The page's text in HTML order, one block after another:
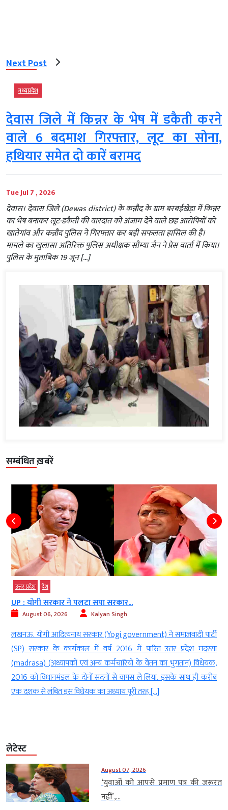
Next Post
मध्‍यप्रदेश
देवास जिले में किन्नर के भेष में डकैती करने
वाले 6 बदमाश गिरफ्तार, लूट का सोना,
हथियार समेत दो कारें बरामद
Tue Jul 7 , 2026
देवास। देवास जिले (Dewas district) के कन्नौद के ग्राम बरबईखेड़ा में किन्नर
का भेष बनाकर लूट-डकैती की वारदात को अंजाम देने वाले छह आरोपियों को
खातेगांव और कन्नौद पुलिस ने गिरफ्तार कर बड़ी सफलता हासिल की है।
मामले का खुलासा अतिरिक्त पुलिस अधीक्षक सौम्या जैन ने प्रेस वार्ता में किया।
पुलिस के मुताबिक 19 जून […]
सम्बंधित ख़बरें
उत्तर प्रदेश देश
UP : योगी सरकार ने पलटा सपा सरकार...
August 06, 2026 Kalyan Singh
लखनऊ. योगी आदित्यनाथ सरकार (Yogi government) ने समाजवादी पार्टी
(SP) सरकार के कार्यकाल में वर्ष 2016 में पारित उत्तर प्रदेश मदरसा
(madrasa) (अध्यापकों एवं अन्य कर्मचारियों के वेतन का भुगतान) विधेयक,
2016 को विधानमंडल के दोनों सदनों से वापस ले लिया. इसके साथ ही करीब
एक दशक से लंबित इस विधेयक का अध्याय पूरी तरह […]
लेटेस्ट
August 07, 2026
‘युवाओं को आपसे प्रमाण पत्र की जरूरत
नहीं’,...